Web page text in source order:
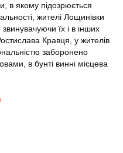
в якому підозрюється
жителі Лощинівки
їх і в інших
Кравця, у жителів
заборонено
в бунті винні місцева